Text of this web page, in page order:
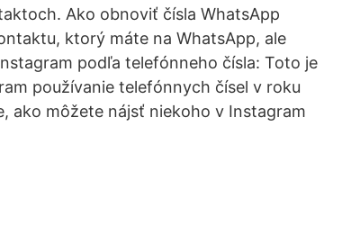
Ako obnoviť čísla WhatsApp
ktorý máte na WhatsApp, ale
podľa telefónneho čísla: Toto je
používanie telefónnych čísel v roku
ako môžete nájsť niekoho v Instagram